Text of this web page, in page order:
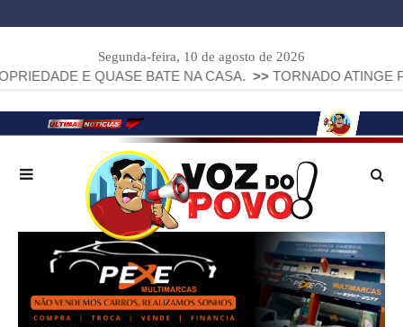
Segunda-feira, 10 de agosto de 2026
E QUASE BATE NA CASA. >> TORNADO ATINGE PIRAÍ DO